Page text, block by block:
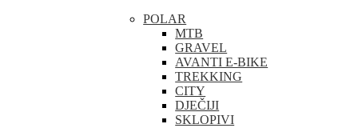
POLAR
MTB
GRAVEL
AVANTI E-BIKE
TREKKING
CITY
DJEČIJI
SKLOPIVI